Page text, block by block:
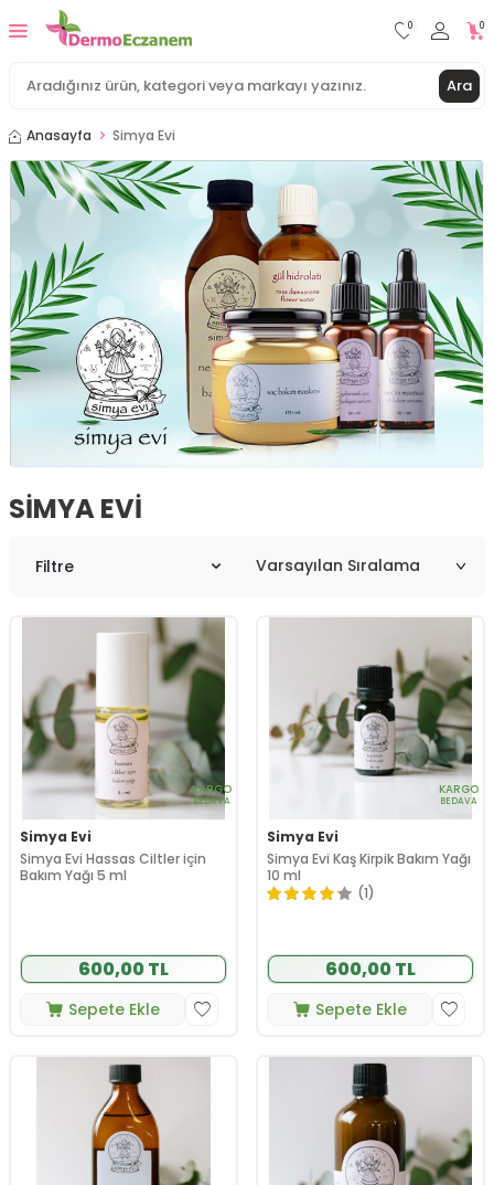
Ara
0 0
Anasayfa Simya Evi
SIMYA EVI
Filtre
KARGO
BEDAVA
Simya Evi
Simya Evi Hassas Ciltler için
Bakım Yağı 5 ml
600,00 TL
Sepete Ekle
KARGO
BEDAVA
Simya Evi
Simya Evi Kaş Kirpik Bakım Yağı
10 ml
(1)
600,00 TL
Sepete Ekle